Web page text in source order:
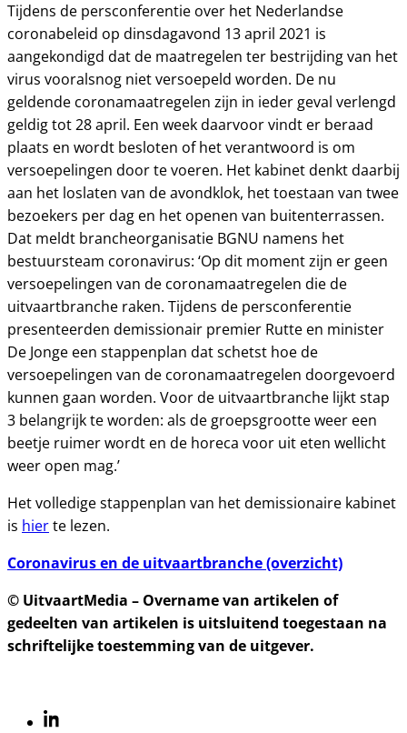
Tijdens de persconferentie over het Nederlandse
coronabeleid op dinsdagavond 13 april 2021 is
aangekondigd dat de maatregelen ter bestrijding van het
virus vooralsnog niet versoepeld worden. De nu
geldende coronamaatregelen zijn in ieder geval verlengd
geldig tot 28 april. Een week daarvoor vindt er beraad
plaats en wordt besloten of het verantwoord is om
versoepelingen door te voeren. Het kabinet denkt daarbij
aan het loslaten van de avondklok, het toestaan van twee
bezoekers per dag en het openen van buitenterrassen.
Dat meldt brancheorganisatie BGNU namens het
bestuursteam coronavirus: ‘Op dit moment zijn er geen
versoepelingen van de coronamaatregelen die de
uitvaartbranche raken. Tijdens de persconferentie
presenteerden demissionair premier Rutte en minister
De Jonge een stappenplan dat schetst hoe de
versoepelingen van de coronamaatregelen doorgevoerd
kunnen gaan worden. Voor de uitvaartbranche lijkt stap
3 belangrijk te worden: als de groepsgrootte weer een
beetje ruimer wordt en de horeca voor uit eten wellicht
weer open mag.’
Het volledige stappenplan van het demissionaire kabinet
is hierte lezen.
Coronavirus en de uitvaartbranche (overzicht)
© UitvaartMedia – Overname van artikelen of
gedeelten van artikelen is uitsluitend toegestaan na
schriftelijke toestemming van de uitgever.
Linkedin